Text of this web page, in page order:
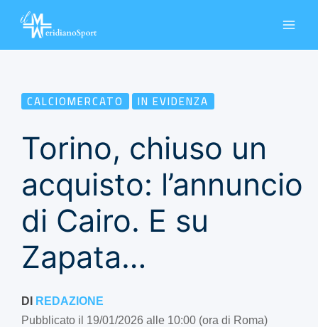
CALCIOMERCATO IN EVIDENZA
Torino, chiuso un
acquisto: l’annuncio
di Cairo. E su
Zapata…
DI REDAZIONE
Pubblicato il 19/01/2026 alle 10:00 (ora di Roma)